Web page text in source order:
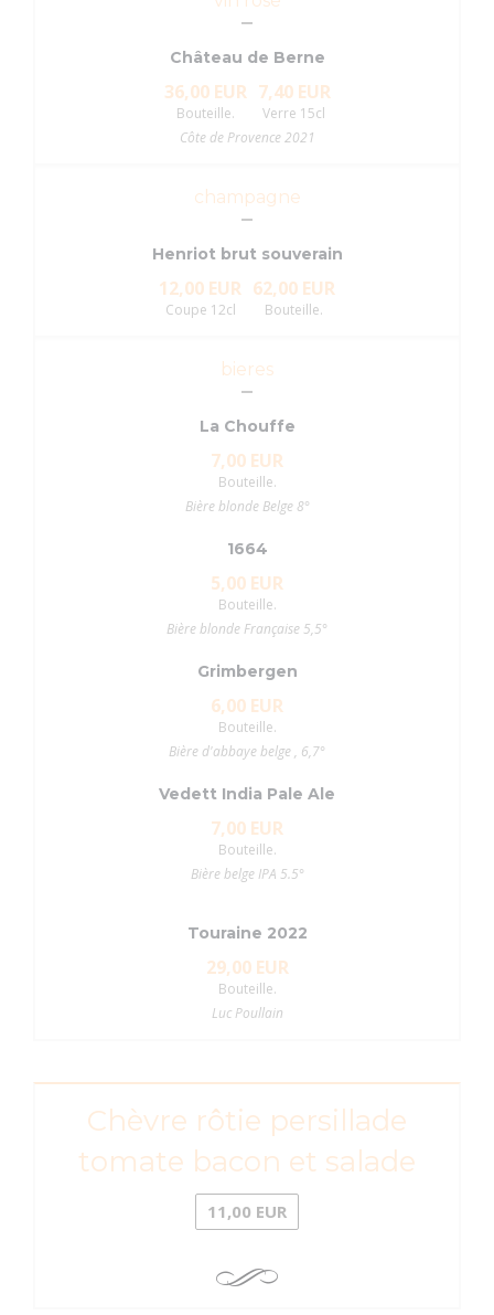
Château de Berne
36,00 EUR
Bouteille.
7,40 EUR
Verre 15cl
Côte de Provence 2021
champagne
Henriot brut souverain
12,00 EUR
Coupe 12cl
62,00 EUR
Bouteille.
bieres
La Chouffe
7,00 EUR
Bouteille.
Bière blonde Belge 8°
1664
5,00 EUR
Bouteille.
Bière blonde Française 5,5°
Grimbergen
6,00 EUR
Bouteille.
Bière d'abbaye belge , 6,7°
Vedett India Pale Ale
7,00 EUR
Bouteille.
Bière belge IPA 5.5°
Touraine 2022
29,00 EUR
Bouteille.
Luc Poullain
Chèvre rôtie persillade
tomate bacon et salade
11,00 EUR